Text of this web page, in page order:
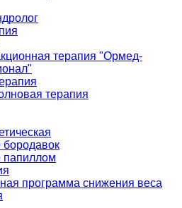
терапия "Ормед-
терапия
бородавок
папиллом
программа снижения веса